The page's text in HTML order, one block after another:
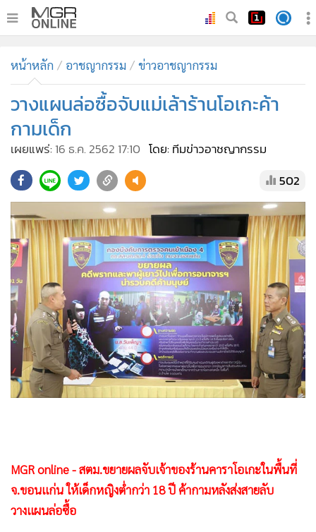
ทันเหตุการณ์
• ภาคใต้
ภูมิภาค
Online Section
• ผู้จัดการรายวัน
• คอลัมนิสต์
• ละคร
• CbizReview
•
Cyber BIZ
•
ผู้จัดกวน
• Good health & Well-being
• Green Innovation & SD
Management & HR
• MGR Live
• กีฬา
• ต่างประเทศ
• Special Scoop
หน้าหลัก อาชญากรรม ข่าวอาชญากรรม
วางแผนล่อซื้อจับแม่เล้าร้านโอเกะค้า
กามเด็ก
เผยแพร่: 16 ธ.ค. 2562 17:10 โดย: ทีมข่าวอาชญากรรม
502
MGR online - สตม.ขยายผลจับเจ้าของร้านคาราโอเกะในพื้นที่
จ.ขอนแก่น ให้เด็กหญิงต่ำกว่า 18 ปี ค้ากามหลังส่งสายลับ
วางแผนล่อซื้อ